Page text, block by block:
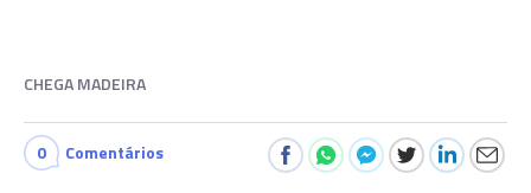
CHEGA MADEIRA
0 Comentários